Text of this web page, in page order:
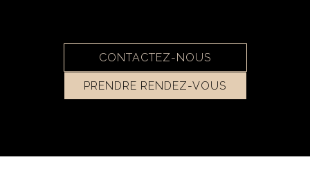
CONTACTEZ-NOUS
PRENDRE RENDEZ-VOUS